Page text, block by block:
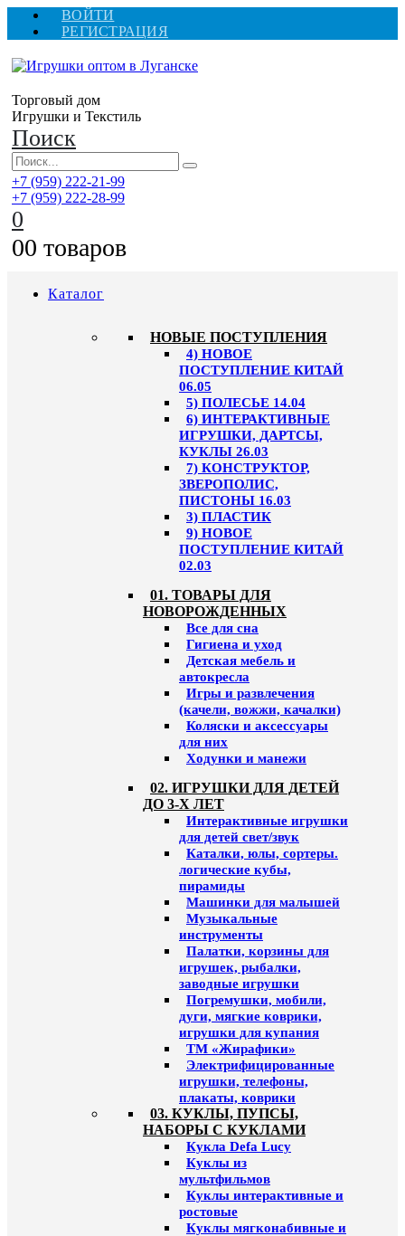
ВОЙТИ
РЕГИСТРАЦИЯ
Торговый дом
Игрушки и Текстиль
Поиск
+7 (959) 222-21-99
+7 (959) 222-28-99
0
00 товаров
Каталог
НОВЫЕ ПОСТУПЛЕНИЯ
4) НОВОЕ
ПОСТУПЛЕНИЕ КИТАЙ
06.05
5) ПОЛЕСЬЕ 14.04
6) ИНТЕРАКТИВНЫЕ
ИГРУШКИ, ДАРТСЫ,
КУКЛЫ 26.03
7) КОНСТРУКТОР,
ЗВЕРОПОЛИС,
ПИСТОНЫ 16.03
3) ПЛАСТИК
9) НОВОЕ
ПОСТУПЛЕНИЕ КИТАЙ
02.03
01. ТОВАРЫ ДЛЯ
НОВОРОЖДЕННЫХ
Все для сна
Гигиена и уход
Детская мебель и
автокресла
Игры и развлечения
(качели, вожжи, качалки)
Коляски и аксессуары
для них
Ходунки и манежи
02. ИГРУШКИ ДЛЯ ДЕТЕЙ
ДО 3-Х ЛЕТ
Интерактивные игрушки
для детей свет/звук
Каталки, юлы, сортеры.
логические кубы,
пирамиды
Машинки для малышей
Музыкальные
инструменты
Палатки, корзины для
игрушек, рыбалки,
заводные игрушки
Погремушки, мобили,
дуги, мягкие коврики,
игрушки для купания
ТМ «Жирафики»
Электрифицированные
игрушки, телефоны,
плакаты, коврики
03. КУКЛЫ, ПУПСЫ,
НАБОРЫ С КУКЛАМИ
Кукла Defa Lucy
Куклы из
мультфильмов
Куклы интерактивные и
ростовые
Куклы мягконабивные и